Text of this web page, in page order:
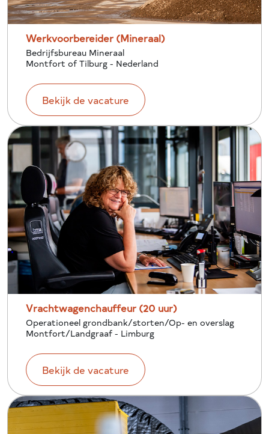
Werkvoorbereider (Mineraal)
Bedrijfsbureau Mineraal
Montfort of Tilburg - Nederland
Bekijk de vacature
Vrachtwagenchauffeur (20 uur)
Operationeel grondbank/storten/Op- en overslag
Montfort/Landgraaf - Limburg
Bekijk de vacature